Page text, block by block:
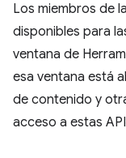
Los miembros de
disponibles para
ventana de
esa ventana está
de contenido y
acceso a estas